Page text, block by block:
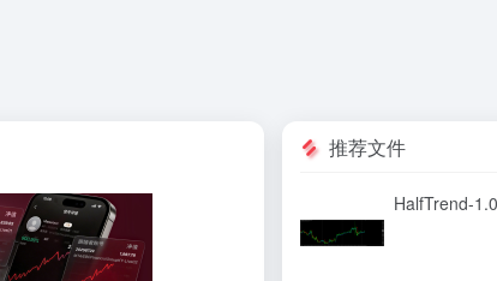
推荐文件
HalfTrend-